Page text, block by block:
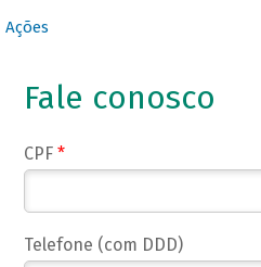
Ações
Fale conosco
CPF*
Telefone (com DDD)